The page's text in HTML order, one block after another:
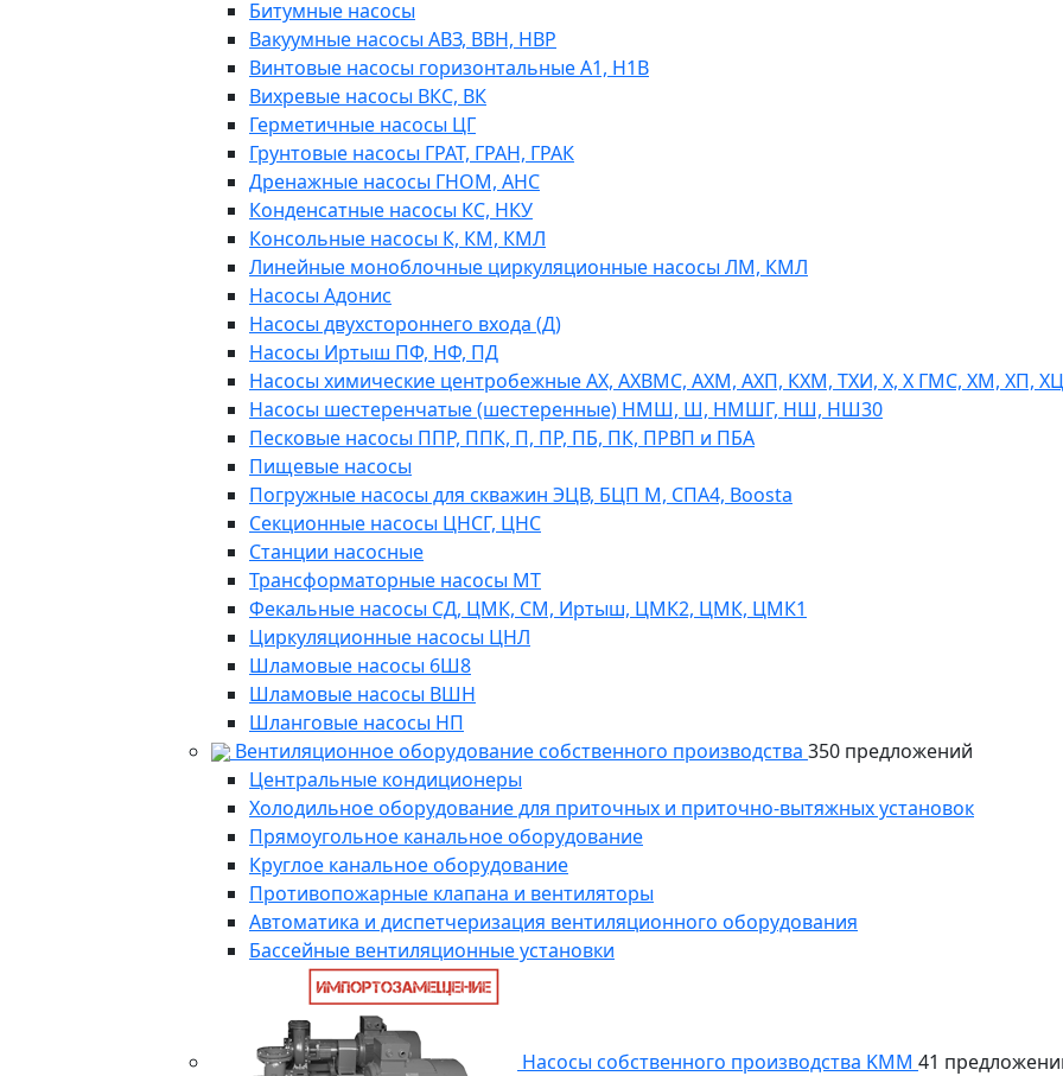
Битумные насосы
Вакуумные насосы АВЗ, ВВН, НВР
Винтовые насосы горизонтальные А1, Н1В
Вихревые насосы ВКС, ВК
Герметичные насосы ЦГ
Грунтовые насосы ГРАТ, ГРАН, ГРАК
Дренажные насосы ГНОМ, АНС
Конденсатные насосы КС, НКУ
Консольные насосы К, КМ, КМЛ
Линейные моноблочные циркуляционные насосы ЛМ, КМЛ
Насосы Адонис
Насосы двухстороннего входа (Д)
Насосы Иртыш ПФ, НФ, ПД
Насосы химические центробежные АХ, АХВМС, АХМ, АХП, КХМ, ТХИ, Х, Х ГМС, ХМ, ХП,
Насосы шестеренчатые (шестеренные) НМШ, Ш, НМШГ, НШ, НШ30
Песковые насосы ППР, ППК, П, ПР, ПБ, ПК, ПРВП и ПБА
Пищевые насосы
Погружные насосы для скважин ЭЦВ, БЦП М, СПА4, Boosta
Секционные насосы ЦНСГ, ЦНС
Станции насосные
Трансформаторные насосы МТ
Фекальные насосы СД, ЦМК, СМ, Иртыш, ЦМК2, ЦМК, ЦМК1
Циркуляционные насосы ЦНЛ
Шламовые насосы 6Ш8
Шламовые насосы ВШН
Шланговые насосы НП
Вентиляционное оборудование собственного производства 350 предложений
Центральные кондиционеры
Холодильное оборудование для приточных и приточно-вытяжных установок
Прямоугольное канальное оборудование
Круглое канальное оборудование
Противопожарные клапана и вентиляторы
Автоматика и диспетчеризация вентиляционного оборудования
Бассейные вентиляционные установки
Насосы собственного производства KMM 41